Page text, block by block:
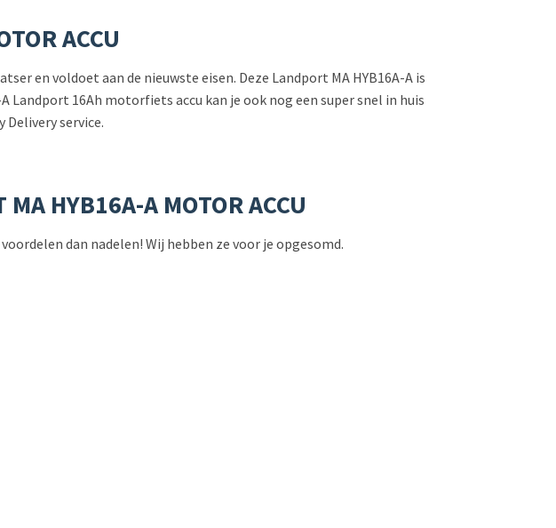
ACCU
en voldoet aan de nieuwste eisen. Deze Landport MA HYB16A-A is
Landport 16Ah motorfiets accu kan je ook nog een super snel in huis
Delivery service.
HYB16A-A MOTOR ACCU
dan nadelen! Wij hebben ze voor je opgesomd.